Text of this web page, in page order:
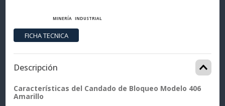
MINERÍA INDUSTRIAL
Descripción
Características del Candado de Bloqueo Modelo 406
Amarillo